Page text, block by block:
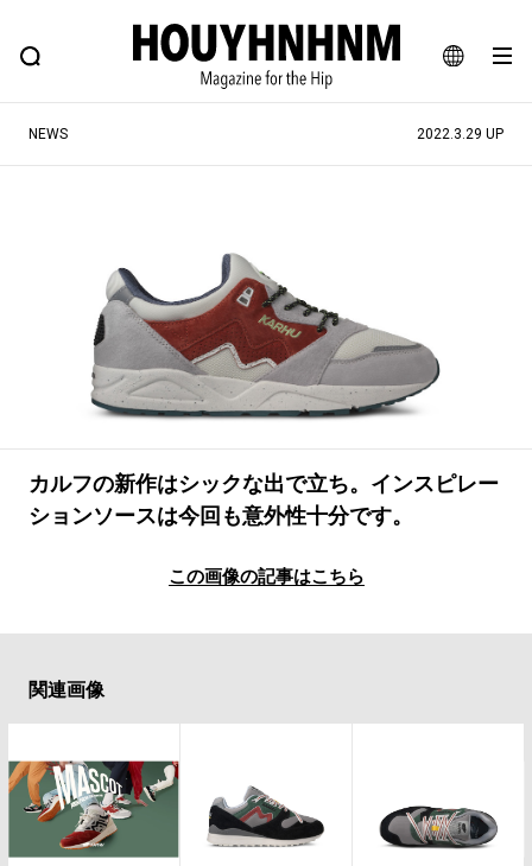
JA
EN
FEATURE BLOG SNAP
ヒップなファッション、カルチャー、ライフスタイルWEBマガジン
#SHOPPING ADDICT
#ESSENTIAL DESIGNS #古着サミット
#NEW VINTAGE #マイナーグッド図鑑
#路地裏てぃーん。 #MONTHLY JOURNAL
#GH 銘品の所以 #フイナムのYouTube
#Commune H #FOCUS IT #AH.H
#ととけん #FASHION #MUSIC #MOVIE
#LIFESTYLE #SNEAKER #OUTDOOR
#HANDSOME HANDBOOK
NEWS 2022.3.29 UP
カルフの新作はシックな出で立ち。インスピレー
ションソースは今回も意外性十分です。
この画像の記事はこちら
関連画像